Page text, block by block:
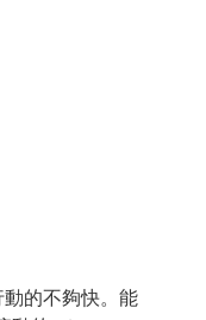
的不夠快。能